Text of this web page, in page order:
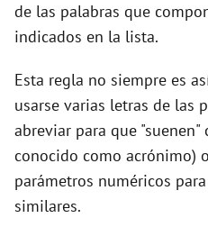
de las palabras que
indicados en la lista.
Esta regla no siempre es
usarse varias letras de las
abreviar para que
conocido como acrónimo)
parámetros numéricos
similares.